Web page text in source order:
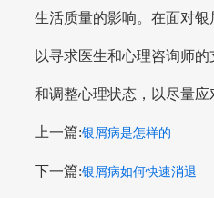
生活质量的影响。在面对
以寻求医生和心理咨询师
和调整心理状态，以尽量应
上一篇:银屑病是怎样的
下一篇:银屑病如何快速消退